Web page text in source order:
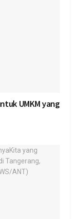
UMKM yang